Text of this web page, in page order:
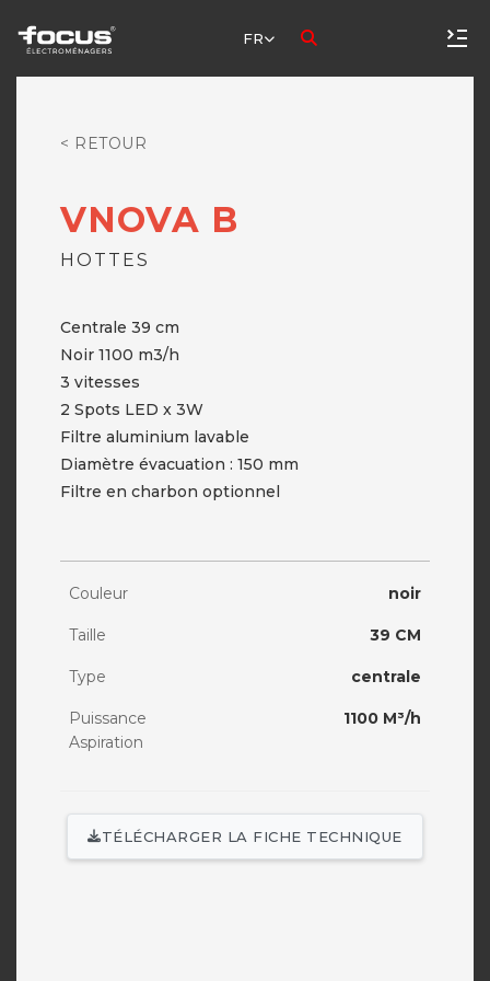
FR
< RETOUR
VNOVA B
HOTTES
Centrale 39 cm
Noir 1100 m3/h
3 vitesses
2 Spots LED x 3W
Filtre aluminium lavable
Diamètre évacuation : 150 mm
Filtre en charbon optionnel
Couleur noir
Taille 39 CM
Type centrale
Puissance
Aspiration
1100 M³/h
TÉLÉCHARGER LA FICHE TECHNIQUE